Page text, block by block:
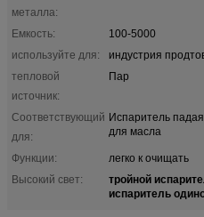
металла:
Емкость:
100-5000
используйте для:
индустрия
тепловой
источник:
Пар
Соответствующий
для:
Испаритель
для масла
Функции:
легко к очищать
Высокий свет:
тройной
испаритель